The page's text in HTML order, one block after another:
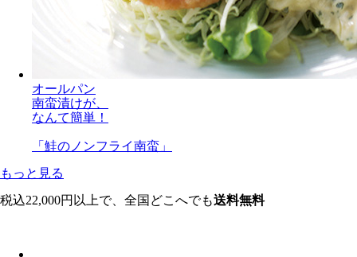
オールパン
南蛮漬けが、
なんて簡単！
「鮭のノンフライ南蛮」
もっと見る
税込22,000円以上で、全国どこへでも送料無料